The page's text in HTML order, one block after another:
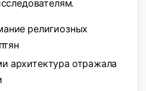
религиозных
архитектура отражала